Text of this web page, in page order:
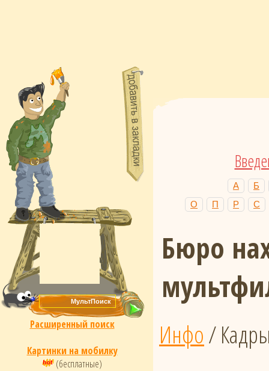
Расширенный поиск
Картинки на мобилку
(бесплатные)
А
Б
О
П Р С
Бюро
Инфо/